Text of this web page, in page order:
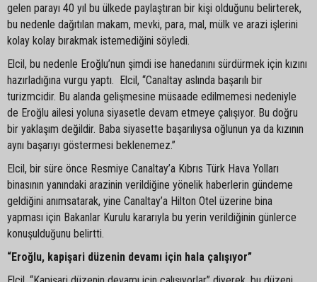
gelen parayı 40 yıl bu ülkede paylaştıran bir kişi olduğunu belirterek,
bu nedenle dağıtılan makam, mevki, para, mal, mülk ve arazi işlerini
kolay kolay bırakmak istemediğini söyledi.
Elcil, bu nedenle Eroğlu’nun şimdi ise hanedanını sürdürmek için kızını
hazırladığına vurgu yaptı. Elcil, “Canaltay aslında başarılı bir
turizmcidir. Bu alanda gelişmesine müsaade edilmemesi nedeniyle
de Eroğlu ailesi yoluna siyasetle devam etmeye çalışıyor. Bu doğru
bir yaklaşım değildir. Baba siyasette başarılıysa oğlunun ya da kızının
aynı başarıyı göstermesi beklenemez.”
Elcil, bir süre önce Resmiye Canaltay’a Kıbrıs Türk Hava Yolları
binasının yanındaki arazinin verildiğine yönelik haberlerin gündeme
geldiğini anımsatarak, yine Canaltay’a Hilton Otel üzerine bina
yapması için Bakanlar Kurulu kararıyla bu yerin verildiğinin günlerce
konuşulduğunu belirtti.
“Eroğlu, kapişari düzenin devamı için hala çalışıyor”